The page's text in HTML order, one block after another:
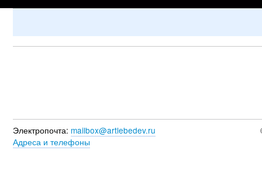
Электропочта: mailbox@artlebedev.ru
Адреса и телефоны